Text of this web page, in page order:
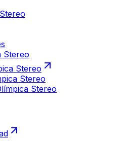
Stereo
Stereo
Stereo
Stereo